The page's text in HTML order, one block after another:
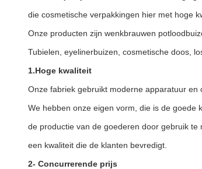
die cosmetische verpakkingen hier met hoge
Onze producten zijn wenkbrauwen
Tubielen, eyelinerbuizen, cosmetische doos,
1.Hoge kwaliteit
Onze fabriek gebruikt moderne apparatuur
We hebben onze eigen vorm, die is de goede
de productie van de goederen door gebruik
een kwaliteit die de klanten bevredigt.
2- Concurrerende prijs